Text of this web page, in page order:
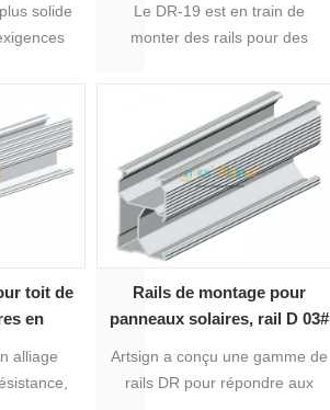
solide
Le DR-19 est en train de
monter des rails pour des
mm, offrant une installation plus
facile.
toit de
en
alliage
Rails de montage pour
panneaux solaires, rail D 03#
Artsign a conçu une gamme de
rails DR pour répondre aux